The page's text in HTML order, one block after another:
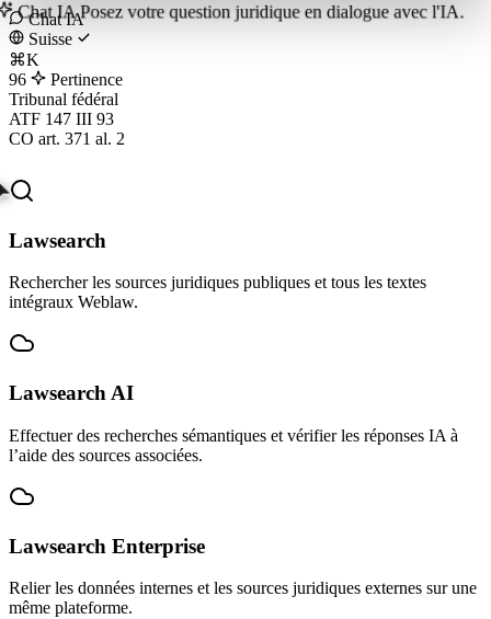
Chat IA Posez votre question juridique en dialogue avec l'IA.
Chat IA
Suisse
⌘K
96
Pertinence
Tribunal fédéral
ATF 147 III 93
CO art. 371 al. 2
Lawsearch
Rechercher les sources juridiques publiques et tous les textes
intégraux Weblaw.
Lawsearch AI
Effectuer des recherches sémantiques et vérifier les réponses IA à
l’aide des sources associées.
Lawsearch Enterprise
Relier les données internes et les sources juridiques externes sur une
même plateforme.